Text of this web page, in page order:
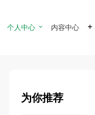
个人中心  内容中心 
为你推荐